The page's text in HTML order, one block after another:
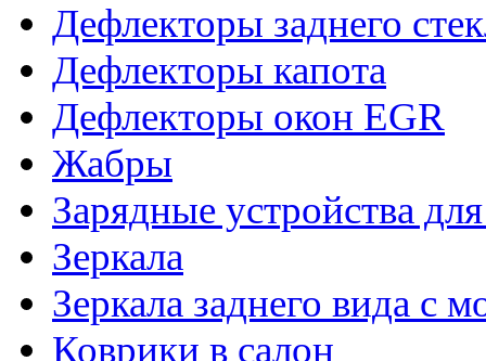
Дефлекторы заднего
Дефлекторы капота
Дефлекторы окон EGR
Жабры
Зарядные устройства
Зеркала
Зеркала заднего вида с
Коврики в салон